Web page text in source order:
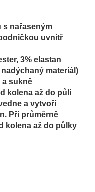
s nařaseným
uvnitř
3% elastan
materiál)
a sukně
kolena až do půli
a vytvoří
Při průměrně
kolena až do půlky